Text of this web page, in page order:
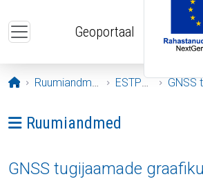
Geoportaal
Avaleht
Ruumiandmed ESTPOS GNSS
Ava menüü: Ruumiandmed
Ruumiandmed
GNSS tugijaamade